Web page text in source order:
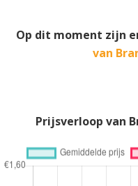
Op dit moment zijn
van
Prijsverloop van